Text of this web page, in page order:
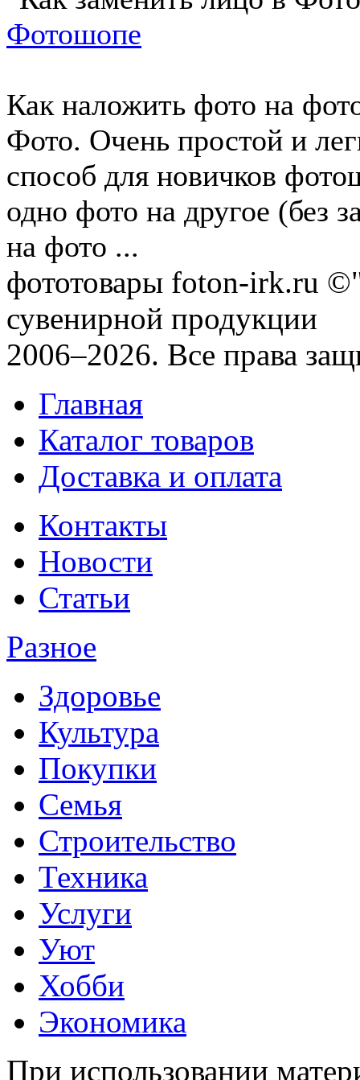
Фотошопе
Как наложить фото на
Фото. Очень простой и
способ для новичков
одно фото на другое (без
на фото ...
фототовары foton-irk.ru
сувенирной продукции
2006–2026. Все права
Главная
Каталог товаров
Доставка и оплата
Контакты
Новости
Статьи
Разное
Здоровье
Культура
Покупки
Семья
Строительство
Техника
Услуги
Уют
Хобби
Экономика
При использовании